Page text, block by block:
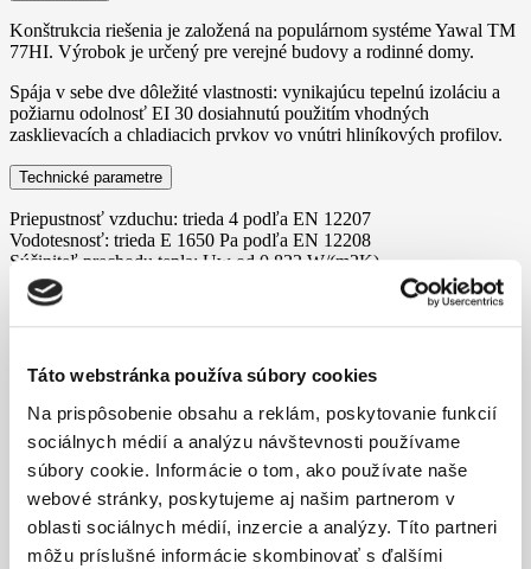
Táto webstránka používa súbory cookies
Na prispôsobenie obsahu a reklám, poskytovanie funkcií
sociálnych médií a analýzu návštevnosti používame
súbory cookie. Informácie o tom, ako používate naše
webové stránky, poskytujeme aj našim partnerom v
oblasti sociálnych médií, inzercie a analýzy. Títo partneri
môžu príslušné informácie skombinovať s ďalšími
Konštrukcia riešenia je založená na populárnom systéme Yawal TM
77HI. Výrobok je určený pre verejné budovy a rodinné domy.
Spája v sebe dve dôležité vlastnosti: vynikajúcu tepelnú izoláciu a
požiarnu odolnosť EI 30 dosiahnutú použitím vhodných
zasklievacích a chladiacich prvkov vo vnútri hliníkových profilov.
Technické parametre
Priepustnosť vzduchu: trieda 4 podľa EN 12207
Vodotesnosť: trieda E 1650 Pa podľa EN 12208
Súčiniteľ prechodu tepla: Uw od 0,822 W/(m2K)
Zvuková izolácia: od 39 do 48 dB podľa EN ISO 140-3
Požiarna odolnosť: EI 30
Ďalšie produkty
YAWAL – TM 75EI
Tento systém slúži na výrobu protipožiarnych stien a dverí s triedou
odolnosti proti ohňu El 30 - El 60, ktoré sa používajú ako vnútorné